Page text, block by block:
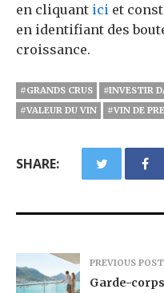
en cliquant ici et
en identifiant des
croissance.
#GRANDS CRUS #INVESTIR
#VALEUR DU VIN
#VIN DE
SHARE:
PREVIOUS POST
Garde-